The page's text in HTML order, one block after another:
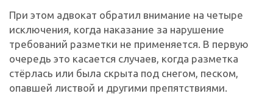
При этом адвокат обратил внимание на четыре
исключения, когда наказание за нарушение
требований разметки не применяется. В первую
очередь это касается случаев, когда разметка
стёрлась или была скрыта под снегом, песком,
опавшей листвой и другими препятствиями.